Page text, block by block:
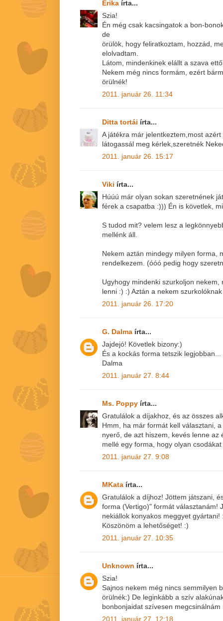
Erika írta...
Szia!
Én még csak kacsingatok a bon-
de
örülök, hogy feliratkoztam, hozzád,
elolvadtam.
Látom, mindenkinek elállt a szava
Nekem még nincs formám, ezért
örülnék!
2011. január 26. 11:34
Ditta tortái írta...
A játékra már jelentkeztem,most
látogassál meg kérlek,szeretnék
2011. január 26. 15:17
Viki írta...
Húúú már olyan sokan szeretnének
férek a csapatba :))) Én is követlek,
S tudod mit? velem lesz a
mellénk áll.
Nekem aztán mindegy milyen forma,
rendelkezem. (óóó pedig hogy
Ugyhogy mindenki szurkoljon
lenni :) :) Aztán a nekem
2011. január 26. 17:20
G. Dalma írta...
Jajdejó! Követlek bizony:)
És a kockás forma tetszik legjobban...
Dalma
2011. január 27. 8:44
Ms. Poppy írta...
Gratulálok a díjakhoz, és az összes
Hmm, ha már formát kell választani,
nyerő, de azt hiszem, kevés lenne az
mellé egy forma, hogy olyan
2011. január 27. 9:08
MKata írta...
Gratulálok a díjhoz! Jöttem játszani,
forma (Vertigo)" formát választanám!
nekiállok konyakos meggyet gyártani!
Köszönöm a lehetőséget! :)
2011. január 27. 10:35
Unknown írta...
Szia!
Sajnos nekem még nincs semmilyen
örülnék:) De leginkább a szív
bonbonjaidat szívesen megcsinálnám
2011. január 27. 12:18